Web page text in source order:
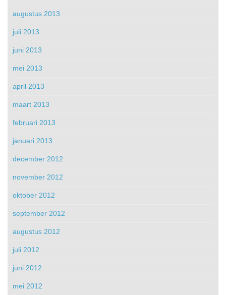
augustus 2013
juli 2013
juni 2013
mei 2013
april 2013
maart 2013
februari 2013
januari 2013
december 2012
november 2012
oktober 2012
september 2012
augustus 2012
juli 2012
juni 2012
mei 2012